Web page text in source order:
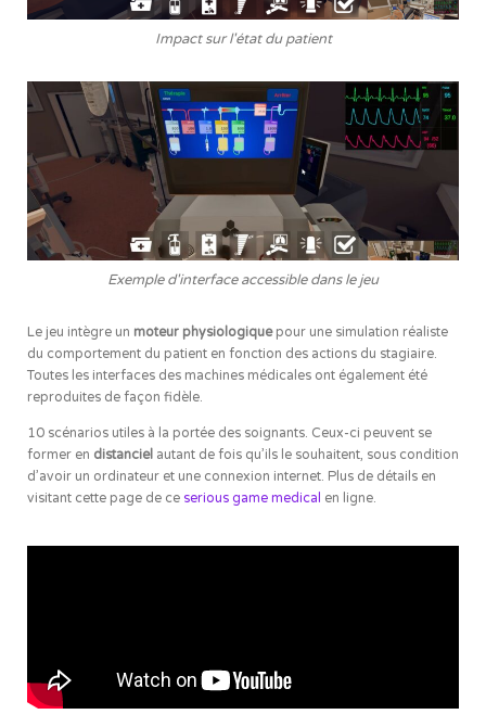
Impact sur l'état du patient
Exemple d'interface accessible dans le jeu
Le jeu intègre un moteur physiologiquepour une simulation réaliste
du comportement du patient en fonction des actions du stagiaire.
Toutes les interfaces des machines médicales ont également été
reproduites de façon fidèle.
10 scénarios utiles à la portée des soignants. Ceux-ci peuvent se
former en distanciel autant de fois qu’ils le souhaitent, sous condition
d’avoir un ordinateur et une connexion internet. Plus de détails en
visitant cette page de ce serious game medical en ligne.